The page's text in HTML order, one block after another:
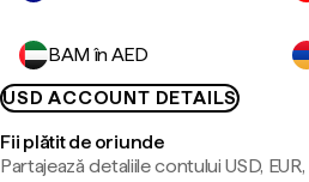
BAM în AED
USD ACCOUNT DETAILS
Fii plătit de oriunde
Partajează detaliile contului USD,